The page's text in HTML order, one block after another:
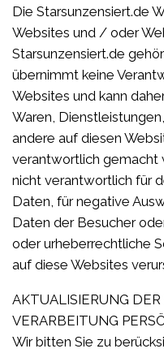
Die Starsunzensiert.de
Websites und / oder
Starsunzensiert.de
übernimmt keine
Websites und kann
Waren,
andere auf diesen
verantwortlich gemacht
nicht verantwortlich für
Daten, für negative
Daten der Besucher
oder urheberrechtliche
auf diese Websites
AKTUALISIERUNG
VERARBEITUNG
Wir bitten Sie zu